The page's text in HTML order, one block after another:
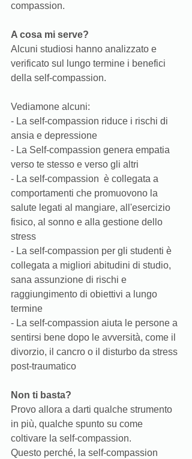
compassion.
A cosa mi serve?
Alcuni studiosi hanno analizzato e
verificato sul lungo termine i benefici
della self-compassion.
Vediamone alcuni:
- La self-compassion riduce i rischi di
ansia e depressione
- La Self-compassion genera empatia
verso te stesso e verso gli altri
- La self-compassion  è collegata a
comportamenti che promuovono la
salute legati al mangiare, all'esercizio
fisico, al sonno e alla gestione dello
stress
- La self-compassion per gli studenti è
collegata a migliori abitudini di studio,
sana assunzione di rischi e
raggiungimento di obiettivi a lungo
termine
- La self-compassion aiuta le persone a
sentirsi bene dopo le avversità, come il
divorzio, il cancro o il disturbo da stress
post-traumatico
Non ti basta?
Provo allora a darti qualche strumento
in più, qualche spunto su come
coltivare la self-compassion.
Questo perché, la self-compassion